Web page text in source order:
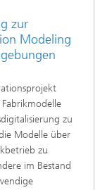
zur
Modeling
zu
Modelle über
zu
im Bestand